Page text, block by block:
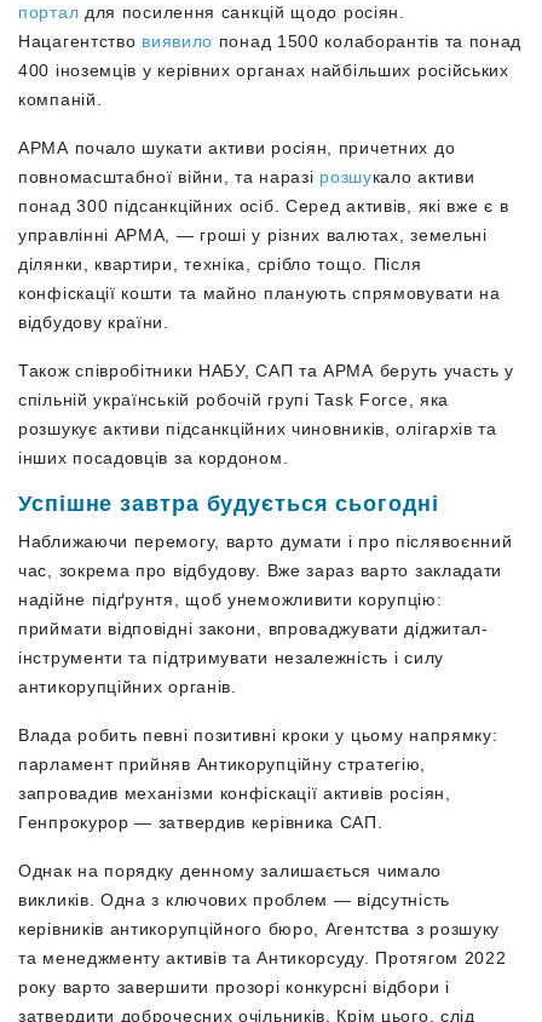
портал для посилення санкцій щодо росіян.
Нацагентство виявило понад 1500 колаборантів та понад
400 іноземців у керівних органах найбільших російських
компаній.
АРМА почало шукати активи росіян, причетних до
повномасштабної війни, та наразі розшукалоактиви
понад 300 підсанкційних осіб
Серед активів, які вже є в
управлінні АРМА, — гроші у різних валютах, земельні
ділянки, квартири, техніка, срібло тощо. Після
конфіскації кошти та майно планують спрямовувати на
відбудову країни.
Також співробітники НАБУ, САП та АРМА беруть участь у
спільній українській робочій групі Task Force, яка
розшукує активи підсанкційних чиновників, олігархів та
інших посадовців за кордоном.
Успішне завтра будується сьогодні
Наближаючи перемогу, варто думати і про післявоєнний
час, зокрема про відбудову. Вже зараз варто закладати
надійне підґрунтя, щоб унеможливити корупцію:
приймати відповідні закони, впроваджувати діджитал-
інструменти та підтримувати незалежність і силу
антикорупційних органів.
Влада робить певні позитивні кроки у цьому напрямку:
парламент прийняв Антикорупційну стратегію,
запровадив механізми конфіскації активів росіян,
Генпрокурор — затвердив керівника САП.
Однак на порядку денному залишається чимало
викликів. Одна з ключових проблем — відсутність
керівників антикорупційного бюро, Агентства з розшуку
та менеджменту активів та Антикорсуду. Протягом 2022
року варто завершити прозорі конкурсні відбори і
затвердити доброчесних очільників. Крім цього, слід